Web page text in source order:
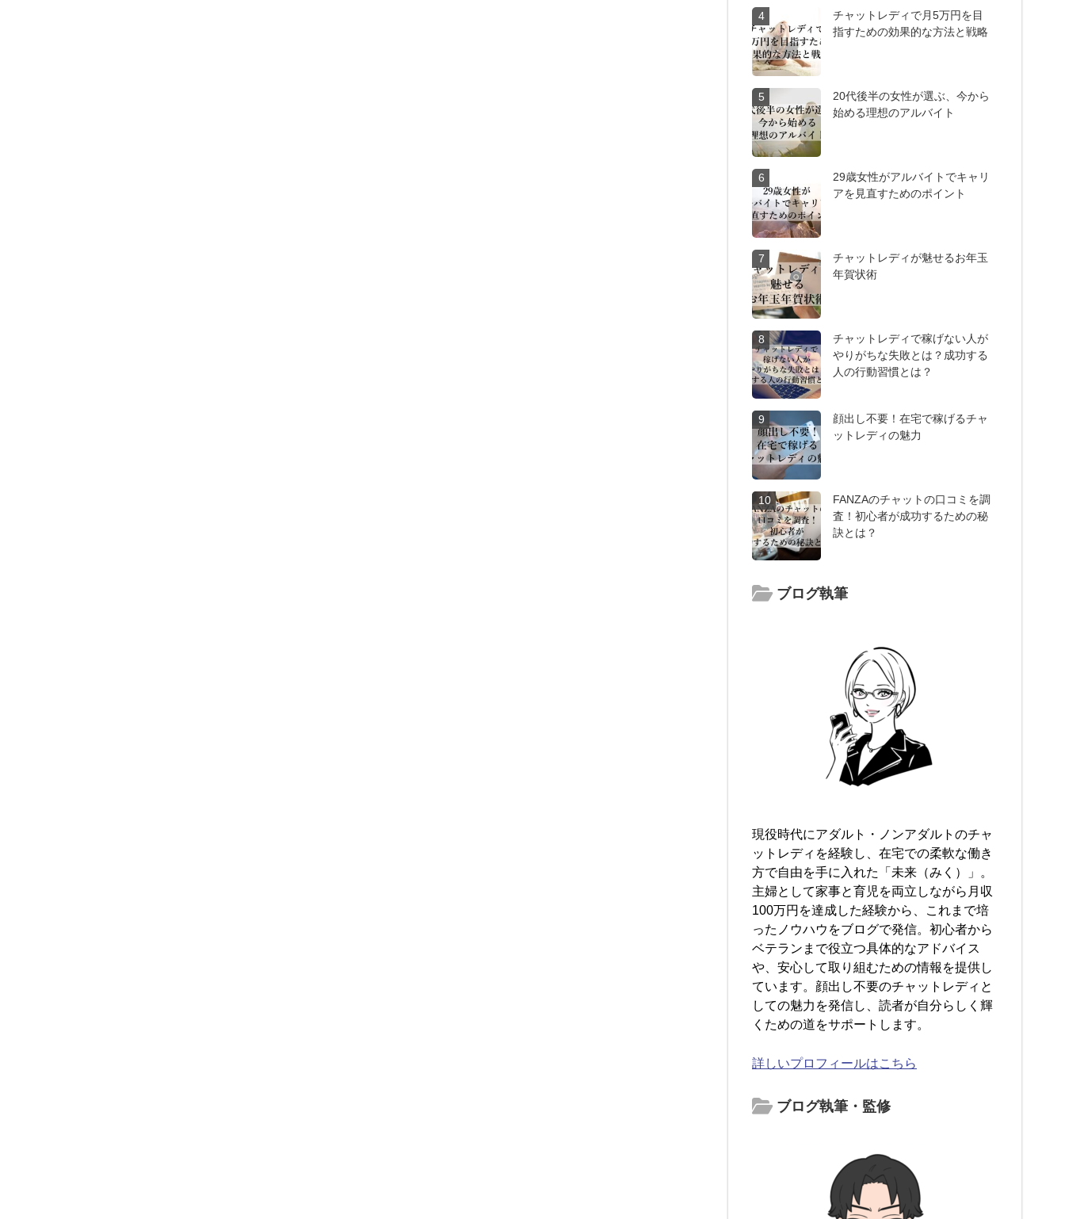
4
チャットレディで月5万円を目
指すための効果的な方法と戦略
5
20代後半の女性が選ぶ、今から
始める理想のアルバイト
6
29歳女性がアルバイトでキャリ
アを見直すためのポイント
7
チャットレディが魅せるお年玉
年賀状術
8
チャットレディで稼げない人が
やりがちな失敗とは？成功する
人の行動習慣とは？
9
顔出し不要！在宅で稼げるチャ
ットレディの魅力
10
FANZAのチャットの口コミを調
査！初心者が成功するための秘
訣とは？
ブログ執筆
現役時代にアダルト・ノンアダルトのチャ
ットレディを経験し、在宅での柔軟な働き
方で自由を手に入れた「未来（みく）」。
主婦として家事と育児を両立しながら月収
100万円を達成した経験から、これまで培
ったノウハウをブログで発信。初心者から
ベテランまで役立つ具体的なアドバイス
や、安心して取り組むための情報を提供し
ています。顔出し不要のチャットレディと
しての魅力を発信し、読者が自分らしく輝
くための道をサポートします。
詳しいプロフィールはこちら
ブログ執筆・監修